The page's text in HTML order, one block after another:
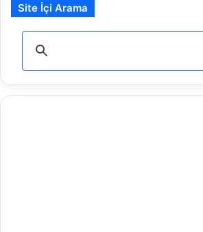
Site İçi Arama